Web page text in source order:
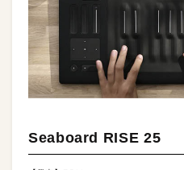
Seaboard RISE 25